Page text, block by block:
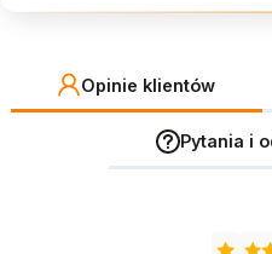
Opinie klientów
Pytania i